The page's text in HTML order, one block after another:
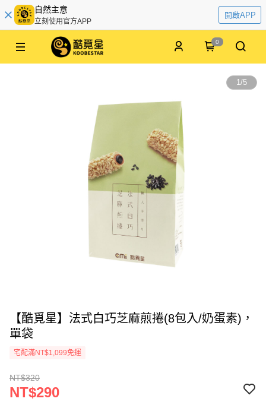
自然主意
立刻使用官方APP
開啟APP
0
1/5
【酷覓星】法式白巧芝麻煎捲(8包入/奶蛋素)，
單袋
宅配滿NT$1,099免運
NT$320
NT$290